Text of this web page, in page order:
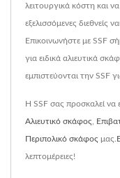
λειτουργικά κόστη και
εξελισσόμενες διεθνείς
Επικοινωνήστε με SSF
για ειδικά αλιευτικά
εμπιστεύονται την SSF
Η SSF σας προσκαλεί να
Αλιευτικό σκάφος
Περιπολικό σκάφος μας.
λεπτομέρειες!